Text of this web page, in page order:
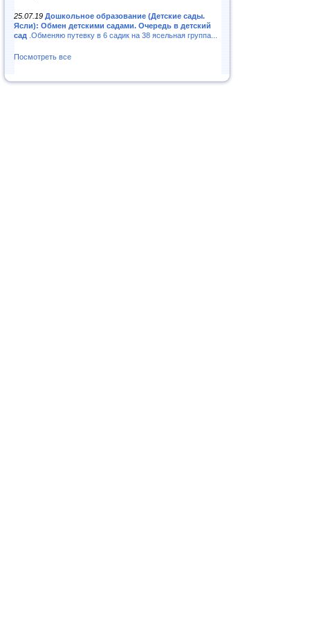
25.07.19 Дошкольное образование (Детские сады.
Ясли): Обмен детскими садами. Очередь в детский
сад .Обменяю путевку в 6 садик на 38 ясельная группа...
Посмотреть все